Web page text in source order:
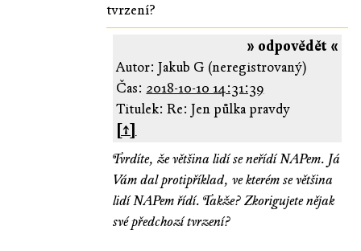
tvrzení?
» odpovědět «
Autor: Jakub G (neregistrovaný)
Čas: 2018-10-10 14:31:39
Titulek: Re: Jen půlka pravdy
[↑]
Tvrdíte, že většina lidí se neřídí NAPem. Já
Vám dal protipříklad, ve kterém se většina
lidí NAPem řídí. Takže? Zkorigujete nějak
své předchozí tvrzení?